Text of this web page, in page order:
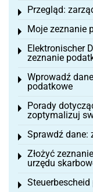
Przegląd:
Toggle menu
Moje zeznanie
Toggle menu
Elektronischer
zeznanie
Toggle menu
Wprowadź
podatkowe
Toggle menu
Porady
zoptymalizuj
Toggle menu
Sprawdź dane:
Toggle menu
Złożyć
urzędu
Toggle menu
Toggle menu